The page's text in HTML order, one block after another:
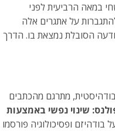
במאה הרביעית לפני
על אתגרים אלה
הסובלת נמצאת בו. הדרך
מתרגם מהכתבים
שינוי נפשי באמצעות
בודהיזם ופסיכולוגיה פורסמו